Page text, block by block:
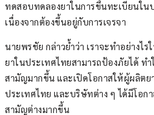
ทดสอบทดลองยาในการขึ้นทะเบียนใน
เนื่องจากต้องขึ้นอยู่กับการเจรจา
นายพรชัย กล่าวย้ำว่า เราจะทำอย่างไ
ยาในประเทศไทยสามารถป้องภัยได้ ท
สามัญมากขึ้น และเปิดโอกาสให้ผู้ผลิตย
ประเทศไทย และบริษัทต่าง ๆ ได้มีโอก
สามัญต่างมากขึ้น